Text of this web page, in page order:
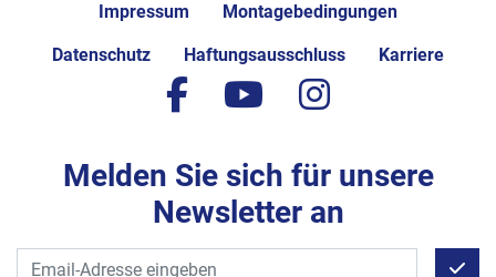
Impressum Montagebedingungen
Datenschutz Haftungsausschluss Karriere
facebook
youtubeinstagram
Melden Sie sich für unsere
Newsletter an